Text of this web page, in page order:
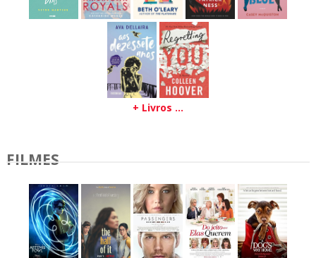
+ Livros ...
FILMES